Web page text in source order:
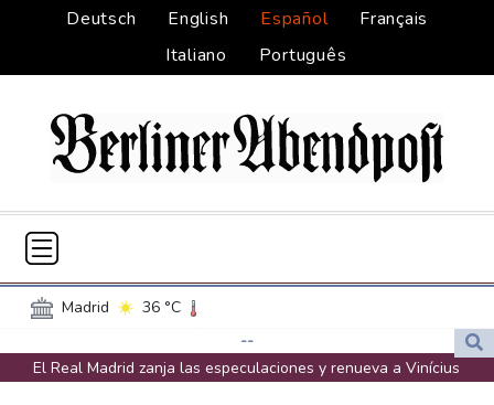
Deutsch English Español
Français
Italiano
Português
Madrid
36 °C
32 °C
Sevilla
35 °C Madeira
28 °C
--
El Real Madrid zanja las especulaciones y renueva a Vinícius